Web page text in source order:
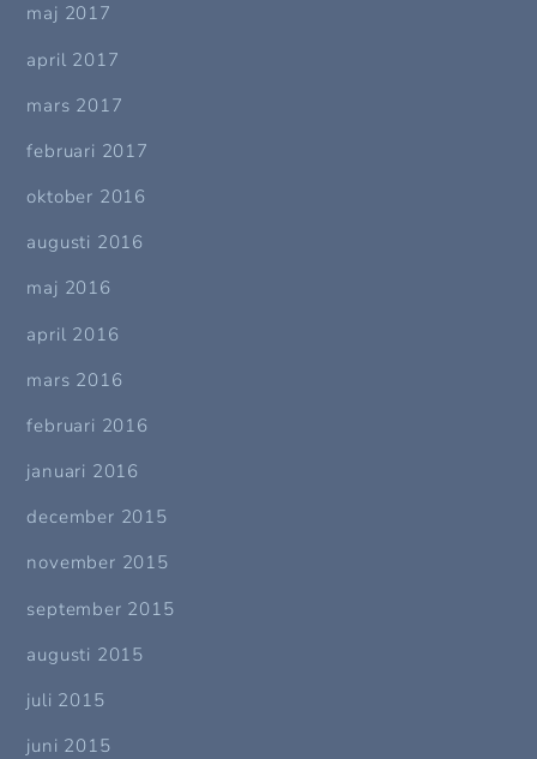
maj 2017
april 2017
mars 2017
februari 2017
oktober 2016
augusti 2016
maj 2016
april 2016
mars 2016
februari 2016
januari 2016
december 2015
november 2015
september 2015
augusti 2015
juli 2015
juni 2015